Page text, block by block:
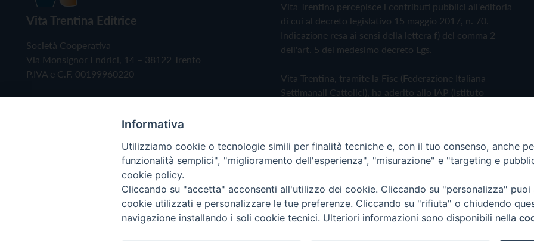
Vita Trentina Editrice
Società Cooperativa
Via Monsignor Endrici, 14 – 38122 Trento
P.IVA e C.F. 00199960220
Vita Trentina percepisce i contributi pubblici all'editoria
di cui al decreto legislativo 15 maggio 2017, n. 70.
Indicazione resa ai sensi della lettera f) del comma 2
dell'art. 5 del medesimo decreto Lgs.
Vita Trentina, tramite la Fisc (Federazione Italiana
Settimanali Cattolici), ha aderito allo IAP (Istituto
Privacy Policy Cookie Policy
Copyright © 2019 - Tutti i diritti riservati - Vita Trentina Editrice
Informativa
Utilizziamo cookie o tecnologie simili per finalità tecniche e, con il tuo consenso, anche
funzionalità semplici", "miglioramento dell'esperienza", "misurazione" e "targeting e
cookie policy.
Cliccando su "accetta" acconsenti all'utilizzo dei cookie. Cliccando su "personalizza"
cookie utilizzati e personalizzare le tue preferenze. Cliccando su "rifiuta" o chiudendo
navigazione installando i soli cookie tecnici. Ulteriori informazioni sono disponibili nella